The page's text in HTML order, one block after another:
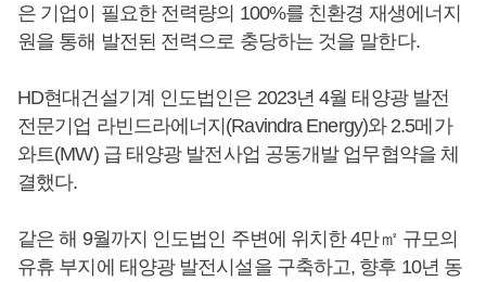
은 기업이 필요한 전력량의 100%를 친환경 재생에너지
원을 통해 발전된 전력으로 충당하는 것을 말한다.
HD현대건설기계 인도법인은 2023년 4월 태양광 발전
전문기업 라빈드라에너지(Ravindra Energy)와 2.5메가
와트(MW) 급 태양광 발전사업 공동개발 업무협약을 체
결했다.
같은 해 9월까지 인도법인 주변에 위치한 4만㎡ 규모의
유휴 부지에 태양광 발전시설을 구축하고, 향후 10년 동